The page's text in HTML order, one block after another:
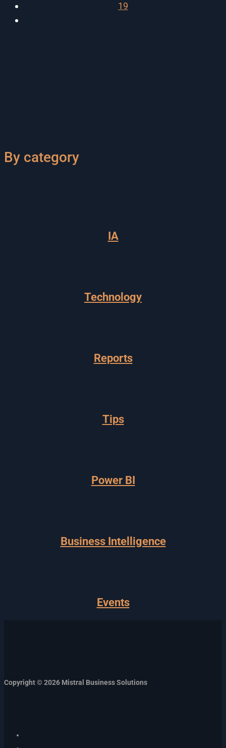
19
By category
IA
Technology
Reports
Tips
Power BI
Business Intelligence
Events
Copyright © 2026 Mistral Business Solutions